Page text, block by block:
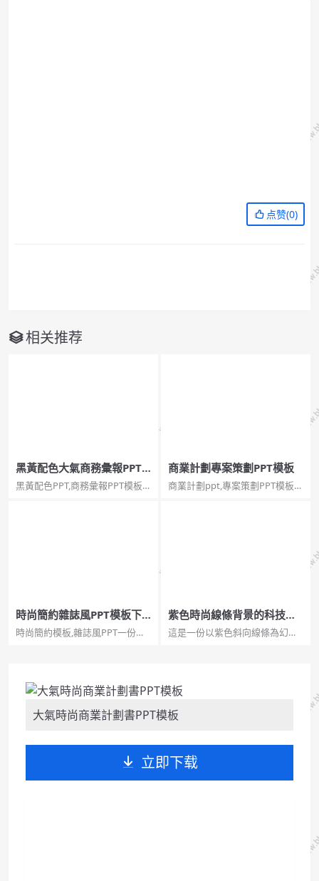
点赞(0)
相关推荐
黑黃配色大氣商務彙報PPT
模板
黑黃配色PPT,商務彙報PPT模板
商業計劃專案策劃PPT模板
商業計劃ppt,專案策劃PPT模板商
時尚簡約雜誌風PPT模板下
載
時尚簡約模板,雜誌風PPT一份排
紫色時尚線條背景的科技商
務PPT模板
這是一份以紫色斜向線條為幻燈
條。給人一種非常抽象，非常有
科技感的視覺效果。 本模板適
合...
大氣時尚商業計劃書PPT模板
立即下载